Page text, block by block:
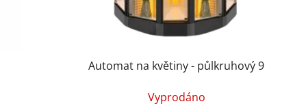
Automat na květiny - půlkruhový 9
Vyprodáno